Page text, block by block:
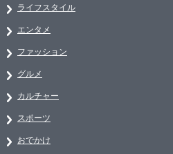
ライフスタイル
エンタメ
ファッション
グルメ
カルチャー
スポーツ
おでかけ